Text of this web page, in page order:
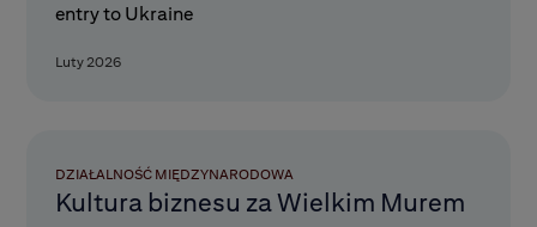
entry to Ukraine
Luty 2026
DZIAŁALNOŚĆ MIĘDZYNARODOWA
Kultura biznesu za Wielkim Murem